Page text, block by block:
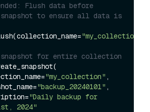
Flush data before
to ensure all data is
"my_collection"
snapshot for entire collection
"my_collection" ,
"backup_20240101" ,
"Daily backup for
2024"